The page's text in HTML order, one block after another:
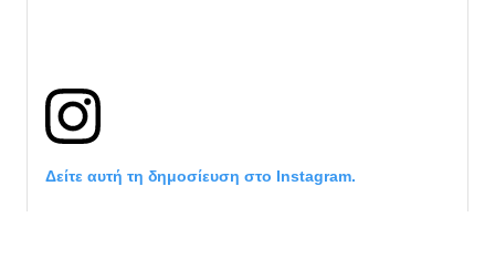
Δείτε αυτή τη δημοσίευση στο Instagram.